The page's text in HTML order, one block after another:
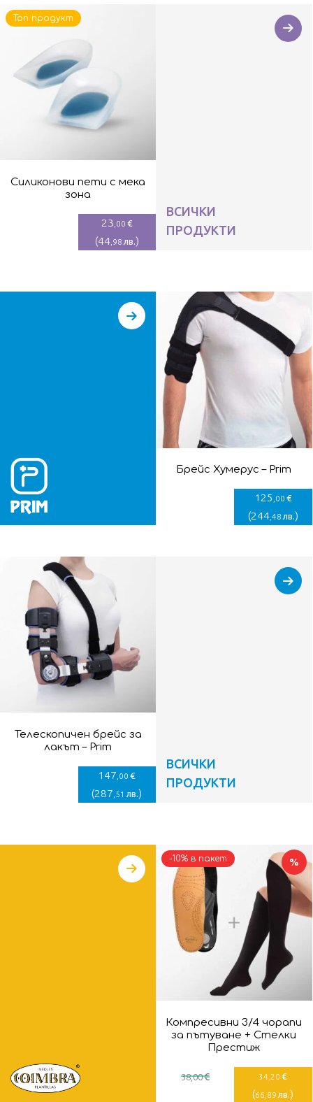
Силиконови пети с мека
зона
23 ,00 €
(44,98 лв.)
Топ продукт
ВСИЧКИ
ПРОДУКТИ
Брейс Хумерус – Prim
125 ,00 €
(244,48 лв.)
Телескопичен брейс за
лакът – Prim
147 ,00 €
(287 ,51 лв.)
ВСИЧКИ
ПРОДУКТИ
%
Компресивни 3/4 чорапи
за пътуване + Стелки
Престиж
38,00€ 34 ,20 €
(66 ,89 лв.)
-10% в пакет